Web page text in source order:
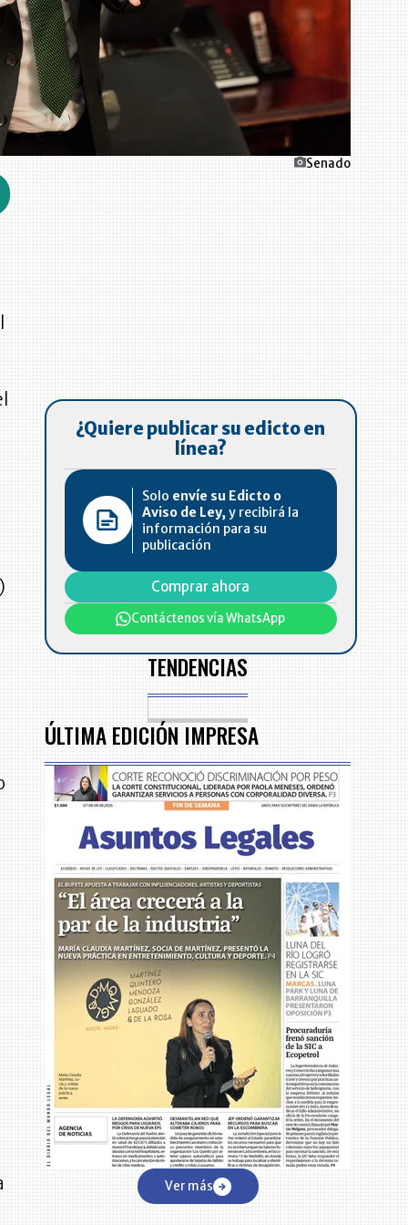
Senado
¿Quiere publicar su edicto en
línea?
Solo envíe su Edicto o
Aviso de Ley, y recibirá la
información para su
publicación
Comprar ahora
Contáctenos vía WhatsApp
TENDENCIAS
ÚLTIMA EDICIÓN IMPRESA
Ver más